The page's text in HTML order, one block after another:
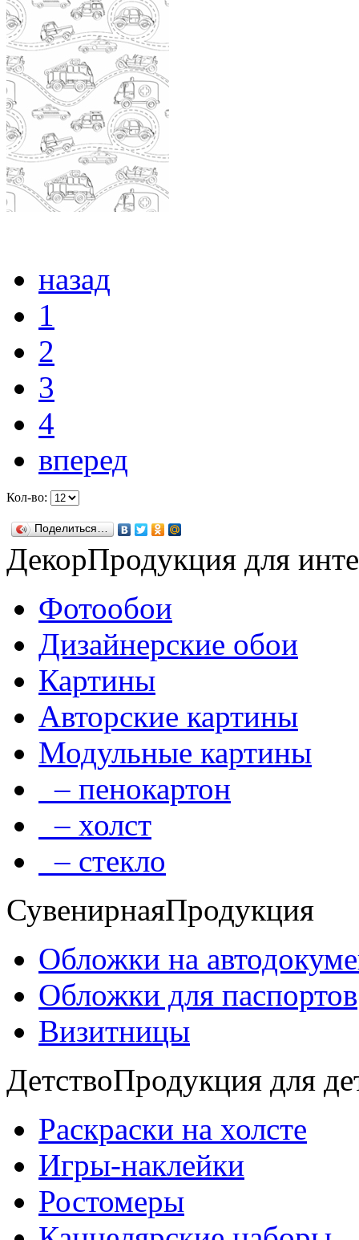
назад
1
2
3
4
вперед
Кол-во:
Поделиться…
ДекорПродукция для
Фотообои
Дизайнерские обои
Картины
Авторские картины
Модульные картины
– пенокартон
– холст
– стекло
СувенирнаяПродукция
Обложки на
Обложки для паспортов
Визитницы
ДетствоПродукция для
Раскраски на холсте
Игры-наклейки
Ростомеры